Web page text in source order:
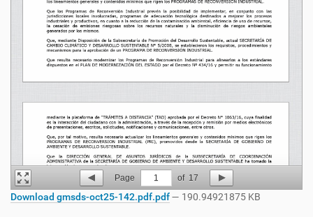
Page 1 of 17
Download gmsds-oct25-142.pdf.pdf— 190.94921875 KB